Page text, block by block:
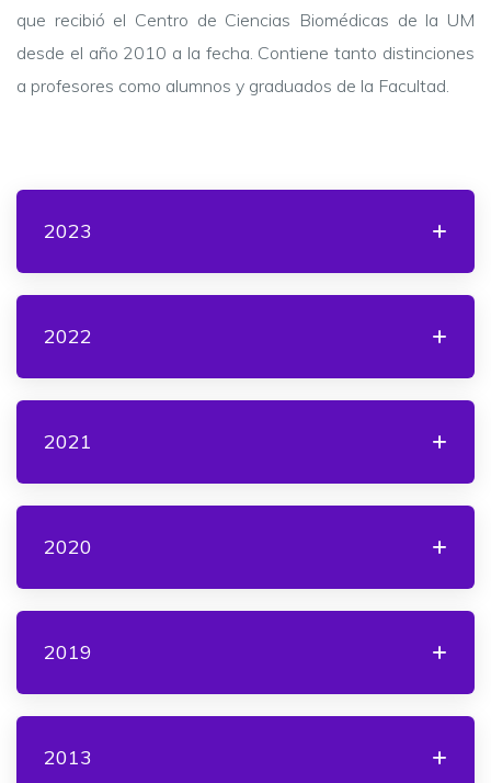
que recibió el Centro de Ciencias Biomédicas de la UM
desde el año 2010 a la fecha. Contiene tanto distinciones
a profesores como alumnos y graduados de la Facultad.
2023
2022
2021
2020
2019
2013